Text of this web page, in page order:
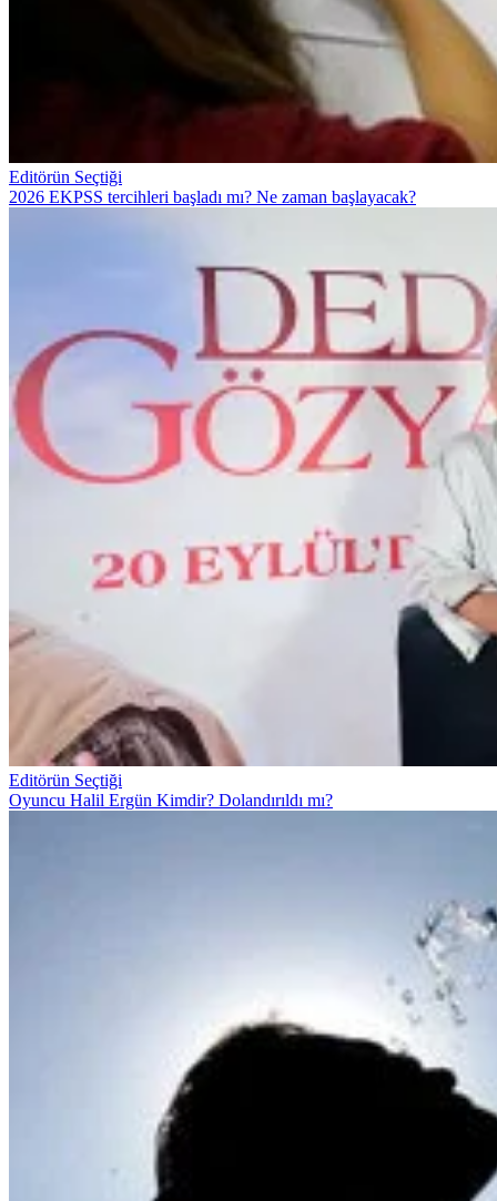
Editörün Seçtiği
2026 EKPSS tercihleri başladı mı? Ne zaman başlayacak?
Editörün Seçtiği
Oyuncu Halil Ergün Kimdir? Dolandırıldı mı?